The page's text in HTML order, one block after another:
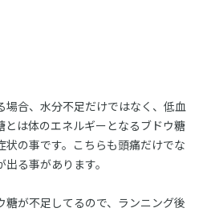
場合、水分不足だけではなく、低血
は体のエネルギーとなるブドウ糖
の事です。こちらも頭痛だけでな
る事があります。
が不足してるので、ランニング後